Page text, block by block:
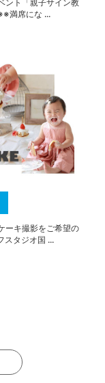
ント「親子サイン教
満席にな ...
ーキ撮影をご希望の
スタジオ国 ...